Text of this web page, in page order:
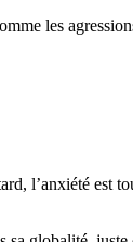
les
l’anxiété est